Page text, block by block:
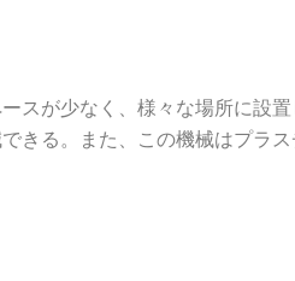
スが少なく、様々な場所に設
る。また、この機械はプラス